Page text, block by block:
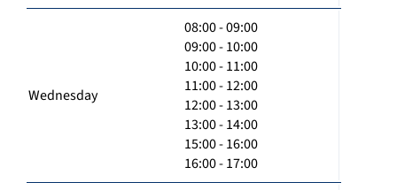
Wednesday
08:00 - 09:00
09:00 - 10:00
10:00 - 11:00
11:00 - 12:00
12:00 - 13:00
13:00 - 14:00
15:00 - 16:00
16:00 - 17:00